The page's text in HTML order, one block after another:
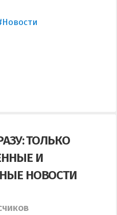
ТОЛЬКО
И
НОВОСТИ